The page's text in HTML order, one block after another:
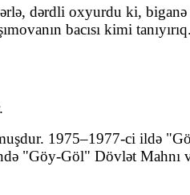
dərdli oxyurdu ki,
bacısı kimi
1975–1977-ci ildə
"Göy-Göl" Dövlət Mahnı